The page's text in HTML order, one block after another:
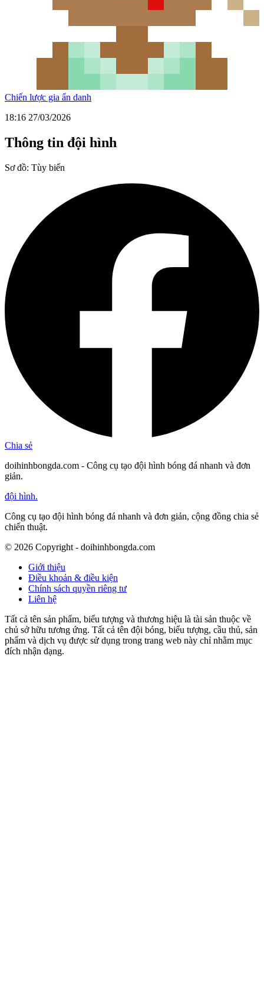
Chiến lược gia ẩn danh
18:16 27/03/2026
Thông tin đội hình
Sơ đồ: Tùy biến
Chia sẻ
doihinhbongda.com - Công cụ tạo đội hình bóng đá nhanh và đơn
giản.
đội hình.
Công cụ tạo đội hình bóng đá nhanh và đơn giản, cộng đồng chia sẻ
chiến thuật.
© 2026 Copyright - doihinhbongda.com
Giới thiệu
Điều khoản & điều kiện
Chính sách quyền riêng tư
Liên hệ
Tất cả tên sản phẩm, biểu tượng và thương hiệu là tài sản thuộc về
chủ sở hữu tương ứng. Tất cả tên đội bóng, biểu tượng, cầu thủ, sản
phẩm và dịch vụ được sử dụng trong trang web này chỉ nhằm mục
đích nhận dạng.